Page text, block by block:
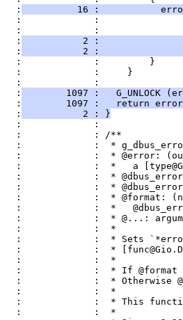
:
16 :
:             :
:             :
:
2 :
:
2 :
:             :         }
:             :     }
:             :
:
1097 :   G_UNLOCK
:
1097 :   return
:
           2 : }
:             :
:             : /**
:             :  *
:             :  * @error:
:             :  *   a
:             :  *
:             :  *
:             :  * @format:
:             :  *
:             :  * @...:
:             :  *
:             :  * Sets
:             :  *
:             :  *
:             :  * If
:             :  * Otherwise
:             :  *
:             :  * This
:             :  *